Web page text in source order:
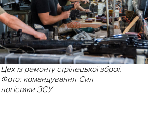
Цех із ремонту стрілецької зброї.
Фото: командування Сил
логістики ЗСУ